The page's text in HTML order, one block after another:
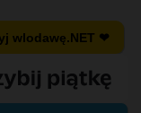
wlodawę.NET ❤